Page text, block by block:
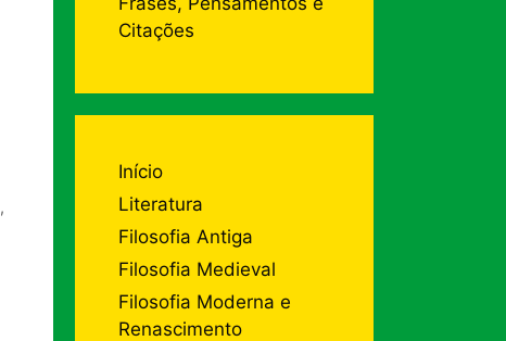
,
Citações
Início
Literatura
Filosofia Antiga
Filosofia Medieval
Filosofia Moderna e
Renascimento